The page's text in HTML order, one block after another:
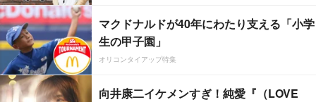
マクドナルドが40年にわたり支える「小学
生の甲子園」
オリコンタイアップ特集
向井康二イケメンすぎ！純愛『（LOVE